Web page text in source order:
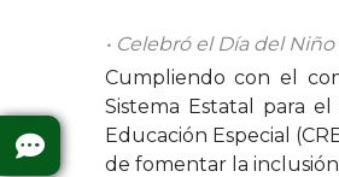
• Celebró el Día del
Cumpliendo con el
Sistema Estatal para
Educación Especial
de fomentar la